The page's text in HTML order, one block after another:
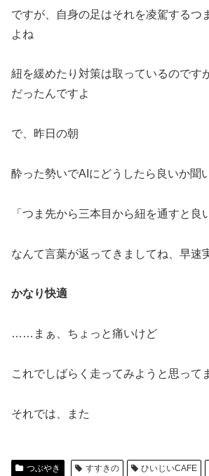
ですが、自身の足はそれを凌駕するつ
よね
紐を緩めたり対策は取っているのです
だったんですよ
で、昨日の朝
酔った勢いでAIにどうしたら良いか聞
「つま先から三本目から紐を通すと良
なんて言葉が返ってきましてね、早速
かなり快適
……まぁ、ちょっと痛いけど
これでしばらく走ってみようと思って
それでは、また
つぶやき すすきの ひいじいCAFE